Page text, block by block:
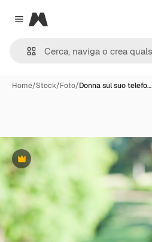
Close menu
Magnific
Home/Stock/Foto/Donna sul suo telefo…
Premium